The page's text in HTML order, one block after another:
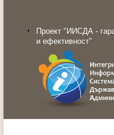
Проект "ИИСДА -
и ефективност"